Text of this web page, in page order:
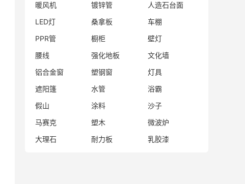
暖风机
镀锌管
人造石台面
LED灯
桑拿板
车棚
PPR管
橱柜
壁灯
腰线
强化地板
文化墙
铝合金窗
塑钢窗
灯具
遮阳篷
水管
浴霸
假山
涂料
沙子
马赛克
塑木
微波炉
大理石
耐力板 乳胶漆